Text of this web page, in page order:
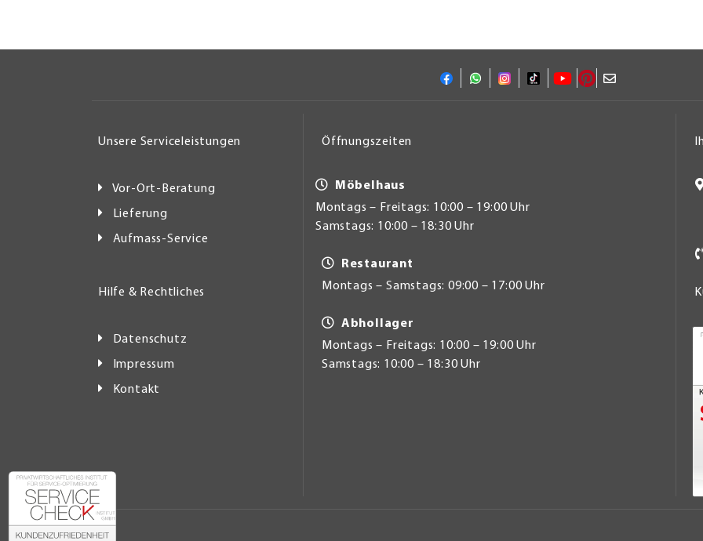
Unsere Serviceleistungen
Vor-Ort-Beratung
Lieferung
Aufmass-Service
Hilfe & Rechtliches
Datenschutz
Impressum
Kontakt
Öffnungszeiten
Möbelhaus
Montags – Freitags: 10:00 – 19:00 Uhr
Samstags: 10:00 – 18:30 Uhr
Restaurant
Montags – Samstags: 09:00 – 17:00 Uhr
Abhollager
Montags – Freitags: 10:00 – 19:00 Uhr
Samstags: 10:00 – 18:30 Uhr